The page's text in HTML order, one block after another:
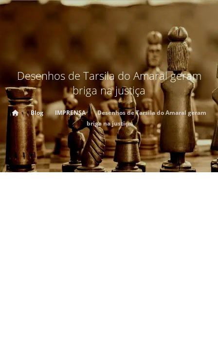
Desenhos de Tarsila do Amaral geram
briga na justiça
Blog IMPRENSA
Desenhos de Tarsila do Amaral geram
briga na justiça